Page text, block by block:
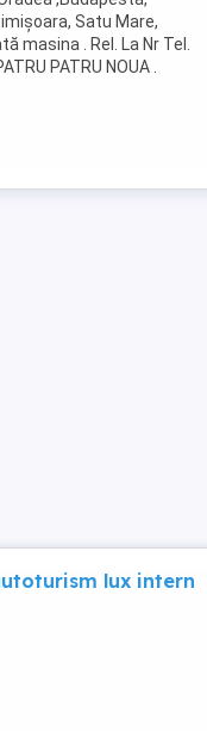
Satu Mare,
masina . Rel. La Nr Tel.
PATRU NOUA .
lux intern